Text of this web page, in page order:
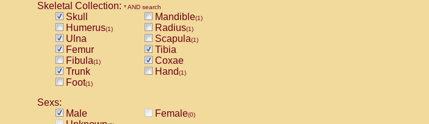
Skeletal Collection: * AND search
Skull Mandible(1)
Humerus(1) Radius(1)
Ulna Scapula(1)
Femur
Tibia
Fibula(1)
Coxae
Trunk
Hand(1)
Foot(1)
Sexs:
Male
Female(0)